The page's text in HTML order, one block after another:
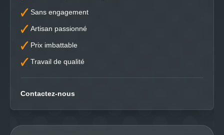
Sans engagement
Artisan passionné
Prix imbattable
Travail de qualité
Contactez-nous